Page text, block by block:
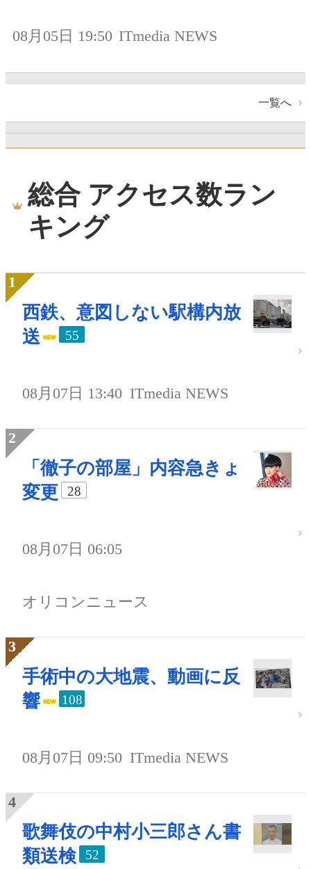
08月05日 19:50 ITmedia NEWS
一覧へ
総合 アクセス数ラン
キング
西鉄、意図しない駅構内放
送
55
08月07日 13:40 ITmedia NEWS
「徹子の部屋」内容急きょ
変更
28
08月07日 06:05
オリコンニュース
手術中の大地震、動画に反
響
108
08月07日 09:50 ITmedia NEWS
歌舞伎の中村小三郎さん書
類送検
52